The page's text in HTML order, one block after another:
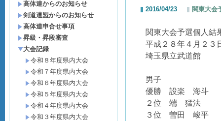
高体連からのお知らせ
剣道連盟からのお知らせ
高体連申合せ事項
昇級・昇段審査
大会記録
令和８年度県内大会
令和７年度県内大会
令和６年度県内大会
令和５年度県内大会
令和４年度県内大会
令和３年度県内大会
2016/04/23 関東大会
関東大会予選個人結
平成２８年４月２３
埼玉県立武道館
男子
優勝 設楽 海斗
２位 端 猛法
３位 曽田 峻平